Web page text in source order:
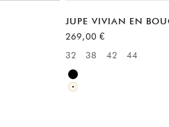
JUPE VIVIAN EN
Prix de vente
269,00 €
Available sizes:
32 38 42 44
Noir
Blanc